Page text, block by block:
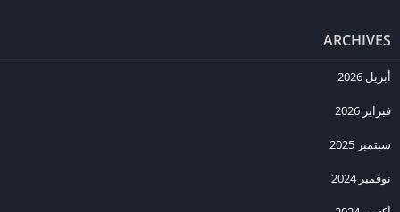
المحتويات الإضافية داخل اللعبة لتحسين تجربتك.
س: هل يمكن لعب Downhill Domination بدون اتصال بالإنترنت؟
الميزات قد تتطلب الاتصال للحصول على أفضل تجربة.
س: ما هي متطلبات النظام لتشغيل Downhill Domination؟
ج:
أو أحدث، مع مساحة تخزين كافية لتثبيت اللعبة.
ARCHIVES
أبريل 2026
فبراير 2026
سبتمبر 2025
نوفمبر 2024